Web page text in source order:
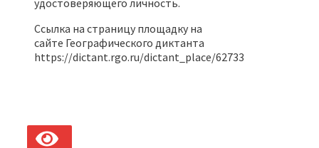
удостоверяющего личность.
Ссылка на страницу площадку на
сайте Географического диктанта
https://dictant.rgo.ru/dictant_place/62733